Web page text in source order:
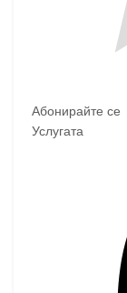
Абонирайте се
Услугата